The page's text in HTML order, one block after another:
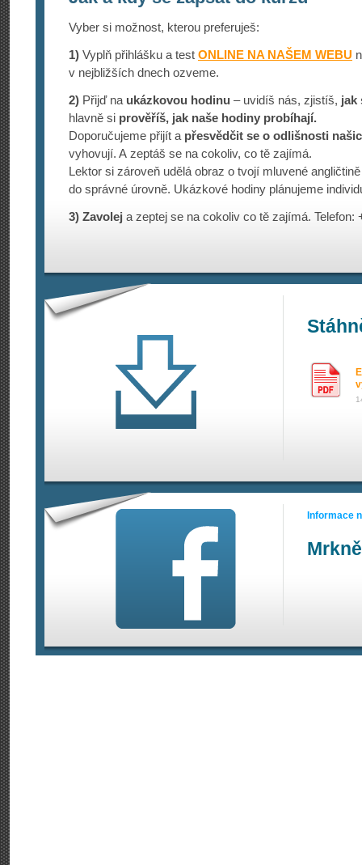
Vyber si možnost, kterou preferuješ:
1) Vyplň přihlášku a test ONLINE NA NAŠEM WEBU
v nejbližších dnech ozveme.
2) Přijď na ukázkovou hodinu – uvidíš nás, zjistíš, jak
hlavně si prověříš, jak naše hodiny probíhají.
Doporučujeme přijít a přesvědčit se o odlišnosti
vyhovují. A zeptáš se na cokoliv, co tě zajímá.
Lektor si zároveň udělá obraz o tvojí mluvené
do správné úrovně. Ukázkové hodiny plánujeme
3) Zavolej a zeptej se na cokoliv co tě zajímá. Telefon:
Informace